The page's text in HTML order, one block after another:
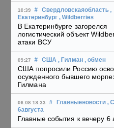
10:39 # Свердловскаяобласть ,
Екатеринбург , Wildberries
В Екатеринбурге загорелся
логистический объект
атаки ВСУ
09:27 # США , Гилман , обмен
США попросили Россию
осужденного бывшего
Гилмана
06.08 18:33 # Главныеновости ,
6августа
Главные события к вечеру 6